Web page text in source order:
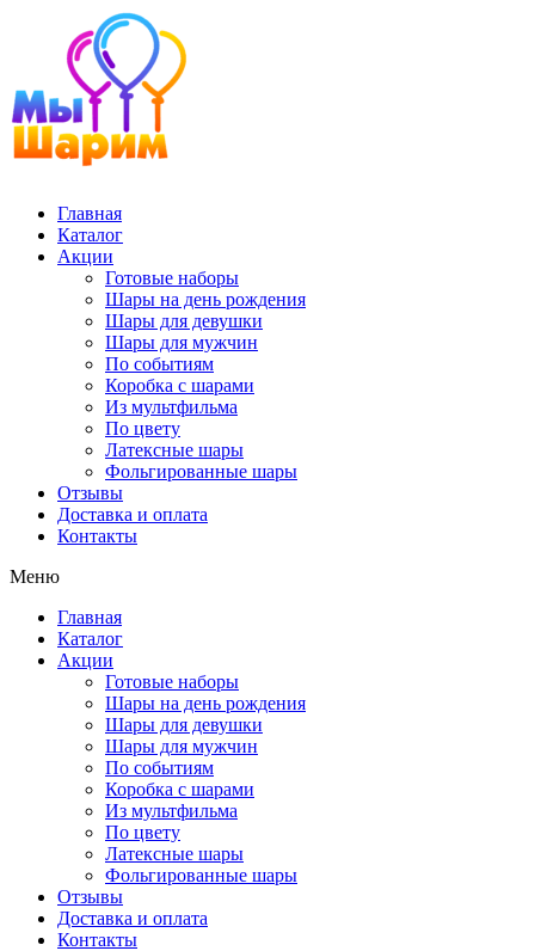
Главная
Каталог
Акции
Готовые наборы
Шары на день рождения
Шары для девушки
Шары для мужчин
По событиям
Коробка с шарами
Из мультфильма
По цвету
Латексные шары
Фольгированные шары
Отзывы
Доставка и оплата
Контакты
Меню
Главная
Каталог
Акции
Готовые наборы
Шары на день рождения
Шары для девушки
Шары для мужчин
По событиям
Коробка с шарами
Из мультфильма
По цвету
Латексные шары
Фольгированные шары
Отзывы
Доставка и оплата
Контакты